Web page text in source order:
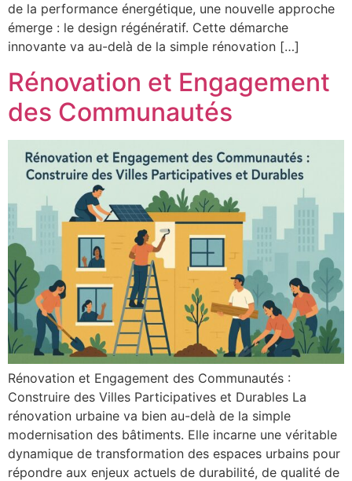
de la performance énergétique, une nouvelle approche
émerge : le design régénératif. Cette démarche
innovante va au-delà de la simple rénovation […]
Rénovation et Engagement
des Communautés
Rénovation et Engagement des Communautés :
Construire des Villes Participatives et Durables La
rénovation urbaine va bien au-delà de la simple
modernisation des bâtiments. Elle incarne une véritable
dynamique de transformation des espaces urbains pour
répondre aux enjeux actuels de durabilité, de qualité de